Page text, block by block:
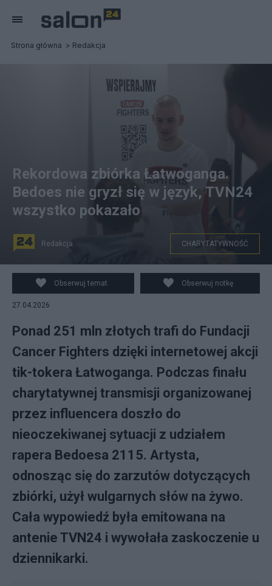
Strona główna Redakcja
Rekordowa zbiórka Łatwoganga.
Bedoes nie gryzł się w język, TVN24
wszystko pokazało
Redakcja CHARYTATYWNOŚĆ
Obserwuj temat Obserwuj notkę
27.04.2026
Ponad 251 mln złotych trafi do Fundacji
Cancer Fighters dzięki internetowej akcji
tik-tokera Łatwoganga. Podczas finału
charytatywnej transmisji organizowanej
przez influencera doszło do
nieoczekiwanej sytuacji z udziałem
rapera Bedoesa 2115. Artysta,
odnosząc się do zarzutów dotyczących
zbiórki, użył wulgarnych słów na żywo.
Cała wypowiedź była emitowana na
antenie TVN24 i wywołała zaskoczenie u
dziennikarki.